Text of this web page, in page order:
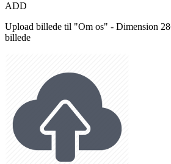
ADD
Upload billede til "Om os" - Dimension
billede